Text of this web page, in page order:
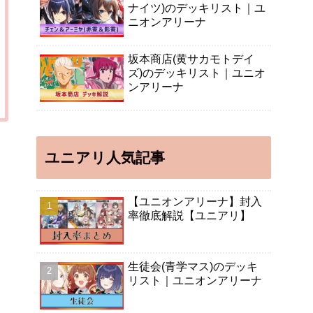
ナイツ)のデッキリスト｜ユ
ニオンアリーナ
坂本商店(黄サカモトデイ
ズ)のデッキリスト｜ユニオ
ンアリーナ
ユニアリ人気記事
【ユニオンアリーナ】封入
率徹底解説【ユニアリ】
生徒会(青学マス)のデッキ
リスト｜ユニオンアリーナ